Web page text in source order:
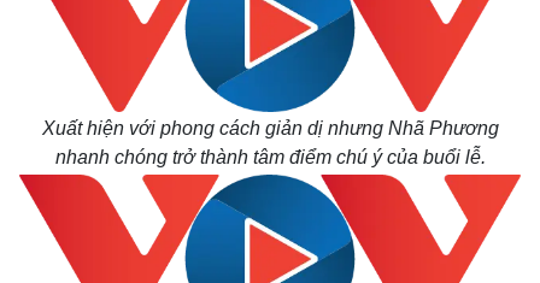
Xuất hiện với phong cách giản dị nhưng Nhã Phương
nhanh chóng trở thành tâm điểm chú ý của buổi lễ.